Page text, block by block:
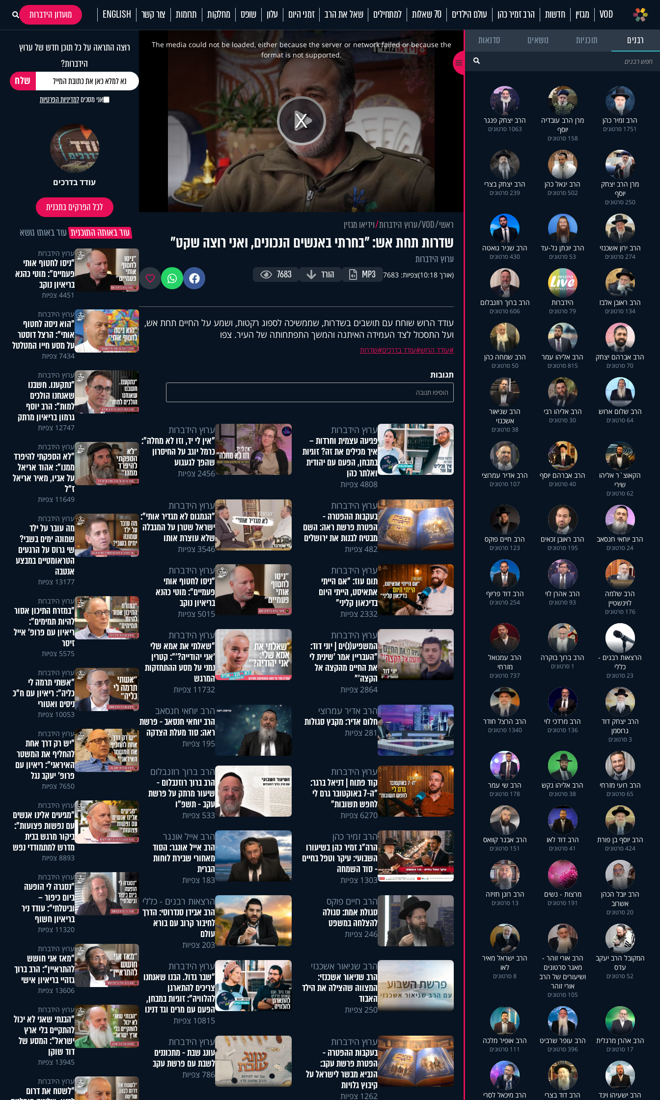
VOD מגזין חדשות הרב זמיר כהן עולם הילדים 70 שאלות למתחילים שאל את הרב זמני היום עלון שופס מחלקות תרומות צור קשר ENGLISH
מועדון הידברות
רבנים
תוכניות נושאים סדנאות
הרב זמיר כהן
1751 סרטונים
מרן הרב עובדיה
יוסף
158 סרטונים
הרב יצחק פנגר
1063 סרטונים
מרן הרב יצחק
יוסף
250 סרטונים
הרב יגאל כהן
502 סרטונים
הרב יצחק בצרי
239 סרטונים
הרב ירון אשכנזי
274 סרטונים
הרב יונתן גל-עד
53 סרטונים
הרב שניר גואטה
430 סרטונים
הרב ראובן אלבז
134 סרטונים
הידברות
79 סרטונים
הרב ברוך רוזנבלום
606 סרטונים
הרב אברהם יצחק
70 סרטונים
הרב אליהו עמר
815 סרטונים
הרב שמחה כהן
50 סרטונים
הרב שלום ארוש
64 סרטונים
הרב אליהו רבי
30 סרטונים
הרב שניאור
אשכנזי
38 סרטונים
הקאוצ`ר אליהו
שירי
62 סרטונים
הרב אברהם יוסף
40 סרטונים
הרב אדיר עמרוצי
107 סרטונים
הרב יוחאי חנסאב
24 סרטונים
הרב ראובן זכאים
195 סרטונים
הרב חיים פוקס
123 סרטונים
הרב שלמה
לוינשטיין
176 סרטונים
הרב אהרן לוי
93 סרטונים
הרב דוד פריוף
254 סרטונים
הרצאות רבנים -
כללי
23 סרטונים
הרב ברוך בוקרה
1 סרטונים
הרב עמנואל
מזרחי
737 סרטונים
הרב יצחק דוד
גרוסמן
3 סרטונים
הרב מרדכי לוי
136 סרטונים
הרב הרצל חודר
1340 סרטונים
הרב רועי מזרחי
65 סרטונים
הרב אליהו נקש
38 סרטונים
הרב שי עמר
178 סרטונים
הרב יוסף בן פורת
424 סרטונים
הרב דוד לאו
41 סרטונים
הרב אבנר קוואס
151 סרטונים
הרב יובל הכהן
אשרוב
20 סרטונים
מרצות - נשים
191 סרטונים
הרב רונן חזיזה
13 סרטונים
המקובל הרב יעקב
עדס
52 סרטונים
הרב אורי זוהר -
מאגר סרטונים
ושיעורים של הרב
אורי זוהר
105 סרטונים
הרב ישראל מאיר
לאו
8 סרטונים
הרב אהרן מרגלית
17 סרטונים
הרב עופר שרביט
396 סרטונים
הרב אופיר מלכה
111 סרטונים
הרב ישעיהו וינד הרב דוד בצרי הרב מיכאל לסרי
Play
Video
This
modalThe media could not be loaded, either because the server or network failed or because the
format is not supported.
ראשי VOD ערוץ הידברות וידיאו מגזין
שדרות תחת אש: "בחרתי באנשים הנכונים, ואני רוצה שקט"
ערוץ הידברות
(אורך 10:18) צפיות: 7683 MP3 הורד 7683 פייסבוקווטסאפ מועדפים
עודד הרוש שוחח עם תושבים בשדרות, שממשיכה לספוג רקטות, ושמע על החיים תחת אש,
ועל התסכול לצד העמידה האיתנה והמשך התפתחותה של העיר. צפו
עודד הרוש עודד בדרכים שדרות
תגובות
הוסיפו תגובה
ערוץ הידברות
פגיעה עצמית וחרדות –
איך מכילים את זה? זוגיות
במבחן, הפעם עם יהודית
ואלתר כהן
4808 צפיות
ערוץ הידברות
"אין לי יד, וזו לא מחלה":
כרמל יוגב על החיסרון
שהפך לגעגוע
2456 צפיות
ערוץ הידברות
בעקבות ההפטרה -
הפטרת פרשת ראה: השם
מבטיח לבנות את ירושלים
482 צפיות
ערוץ הידברות
"הגמגום לא מגדיר אותי":
ישראל שטרן על המגבלה
שלא עוצרת אותו
3546 צפיות
ערוץ הידברות
תום עוז: "אם הייתי
אתאיסט, הייתי היום
בדיכאון קליני"
2332 צפיות
ערוץ הידברות
"ניסו לחטוף אותי
פעמיים": מוטי כהנא
בריאיון נוקב
5015 צפיות
ערוץ הידברות
המשפיע(נ)ים | יוני דוד:
"העבריין אמר 'שינית לי
את החיים מהקצה אל
הקצה'"
2864 צפיות
ערוץ הידברות
"שאלתי את אמא שלי
'אני יהודייה?'": קטרין
נמני על מסע ההתחזקות
המרגש
11732 צפיות
הרב אדיר עמרוצי
חלום אדיר: מקבץ סגולות
281 צפיות
הרב יוחאי חנסאב
הרב יוחאי חנסאב - פרשת
ראה: סוד מעלת הצדקה
195 צפיות
ערוץ הידברות
קוד פתוח | דניאל ברגר:
"ה-7 באוקטובר גרם לי
לחפש תשובות"
6270 צפיות
הרב ברוך רוזנבלום
הרב ברוך רוזנבלום -
שיעור מרתק על פרשת
עקב - תשפ"ו
533 צפיות
הרב זמיר כהן
הרה"ג זמיר כהן בשיעורו
השבועי: עיקר וטפל בחיים
- סוד השמחה
1303 צפיות
הרב אייל אונגר
הרב אייל אונגר: הסוד
מאחורי שבירת לוחות
הברית
183 צפיות
הרב חיים פוקס
סגולת אמת: סגולה
להצלחה במשפט
246 צפיות
הרצאות רבנים - כללי
הרב אבידן סנדרוסי: הדרך
לחיבור קרוב עם בורא
עולם
203 צפיות
הרב שניאור אשכנזי
הרב שניאור אשכנזי:
המצווה שהצילה את הילד
האבוד
250 צפיות
ערוץ הידברות
"שבר גדול. הבנו שאנחנו
צריכים להתארגן
להלוויה": זוגיות במבחן,
הפעם עם מרים וגד דנינו
10815 צפיות
ערוץ הידברות
בעקבות ההפטרה -
הפטרת פרשת עקב:
הנביא מבשר לישראל על
קיבוץ גלויות
1262 צפיות
ערוץ הידברות
עונג שבת - מתכוננים
לשבת עם פרשת עקב
786 צפיות
רוצה התראה על כל תוכן חדש של ערוץ
הידברות?
אני מסכיםלמדיניות הפרטיות
עודד בדרכים
לכל הפרקים בתכנית
עוד באותה התוכנית עוד באותו נושא
ערוץ הידברות
"ניסו לחטוף אותי
פעמיים": מוטי כהנא
בריאיון נוקב
4451 צפיות
ערוץ הידברות
"הוא ניסה לחטוף
אותי": הרצל דוסטר
על מסע חייו המטלטל
7434 צפיות
ערוץ הידברות
"נתקענו. חשבנו
שאנחנו הולכים
למות": הרב יוסף
גרמון בריאיון מרתק
12747 צפיות
ערוץ הידברות
"לא הספקתי להיפרד
ממנו": אהוד אריאל
על אביו, מאיר אריאל
ז"ל
11649 צפיות
ערוץ הידברות
מה עובר על ילד
שמונה ימים בשבי?
שי גרוס על הרגעים
הטראומטיים במבצע
אנטבה
13177 צפיות
ערוץ הידברות
"במזרח התיכון אסור
להיות תמימים":
ריאיון עם פרופ' אייל
זיסר
5575 צפיות
ערוץ הידברות
"אשתי תרמה לי
כליה": ריאיון עם ח"כ
ניסים ואטורי
10053 צפיות
ערוץ הידברות
"יש רק דרך אחת
להחליף את המשטר
האיראני": ריאיון עם
פרופ' יעקב נגל
7650 צפיות
ערוץ הידברות
"מגיעים אלינו אנשים
עם נפשות פצועות":
ביקור מרגש בבית
מדרש למתמודדי נפש
8893 צפיות
ערוץ הידברות
"נסגרה לי הופעה
ביום כיפור –
וביטלתי": עודד ניר
בריאיון חשוף
11320 צפיות
ערוץ הידברות
"מאז אני חושש
להתראיין": הרב ברוך
גזהיי בריאיון אישי
13606 צפיות
ערוץ הידברות
"הבנתי שאני לא יכול
להתקיים בלי ארץ
ישראל": המסע של
דוד שוקן
13945 צפיות
ערוץ הידברות
"לשטח את דרום